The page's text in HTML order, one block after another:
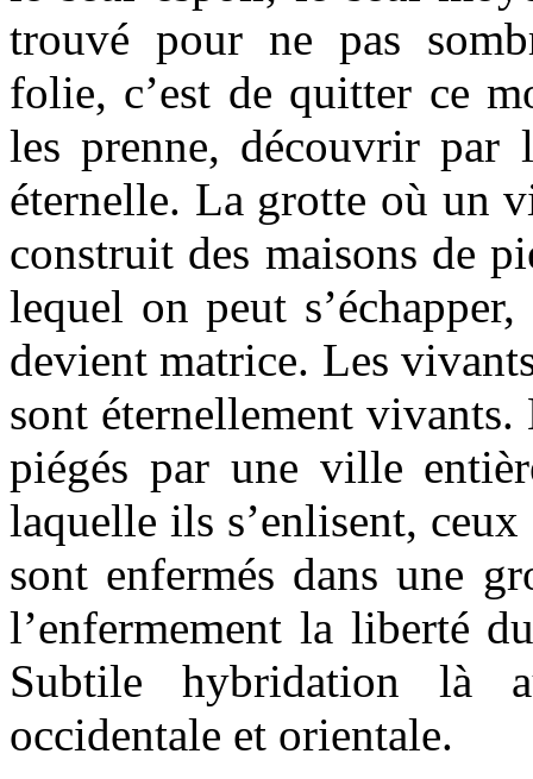
trouvé pour ne pas
folie, c’est de quitter ce
les prenne, découvrir par
éternelle. La grotte où un
construit des maisons de
lequel on peut
devient matrice. Les
sont éternellement
piégés par une ville
laquelle ils s’enlisent,
sont enfermés dans une
l’enfermement la liberté
Subtile hybridation là
occidentale et orientale.